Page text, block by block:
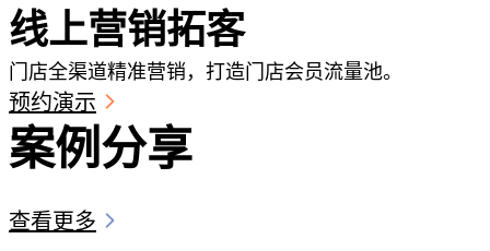
线上营销拓客
门店全渠道精准营销，打造门店会员流量池。
预约演示
案例分享
查看更多